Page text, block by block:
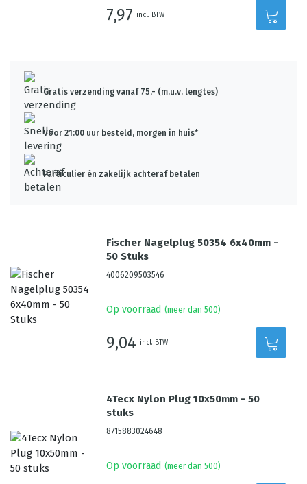
7,97 incl. BTW
Gratis verzending vanaf 75,- (m.u.v. lengtes)
Voor 21:00 uur besteld, morgen in huis*
Particulier én zakelijk achteraf betalen
Fischer Nagelplug 50354 6x40mm -
50 Stuks
4006209503546
Op voorraad (meer dan 500)
9,04 incl. BTW
4Tecx Nylon Plug 10x50mm - 50
stuks
8715883024648
Op voorraad (meer dan 500)